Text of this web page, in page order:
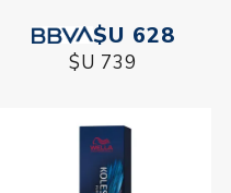
$U 628
$U 739